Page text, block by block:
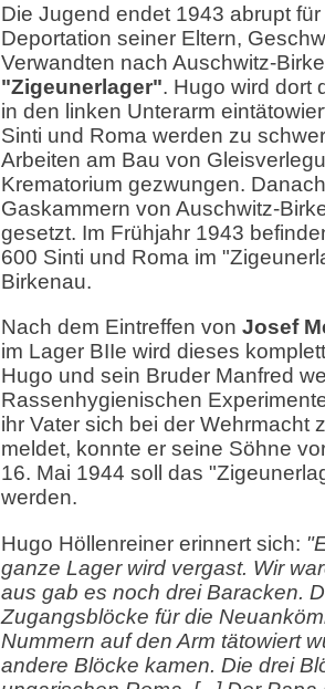
Die Jugend endet 1943 abrupt
Deportation seiner Eltern,
Verwandten nach Auschwitz-
"Zigeunerlager". Hugo wird dort
in den linken Unterarm
Sinti und Roma werden zu
Arbeiten am Bau von
Krematorium gezwungen.
Gaskammern von Auschwitz-
gesetzt. Im Frühjahr 1943
600 Sinti und Roma im
Birkenau.
Nach dem Eintreffen von Josef
im Lager BIIe wird dieses
Hugo und sein Bruder Manfred
Rassenhygienischen
ihr Vater sich bei der Wehrmacht
meldet, konnte er seine Söhne
16. Mai 1944 soll das
werden.
Hugo Höllenreiner erinnert sich:
ganze Lager wird vergast. Wir
aus gab es noch drei Baracken.
Zugangsblöcke für die
Nummern auf den Arm tätowiert
andere Blöcke kamen. Die drei